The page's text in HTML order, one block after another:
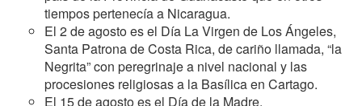
tiempos pertenecía a Nicaragua.
El 2 de agosto es el Día La Virgen de Los Ángeles,
Santa Patrona de Costa Rica, de cariño llamada, “la
Negrita” con peregrinaje a nivel nacional y las
procesiones religiosas a la Basílica en Cartago.
El 15 de agosto es el Día de la Madre.